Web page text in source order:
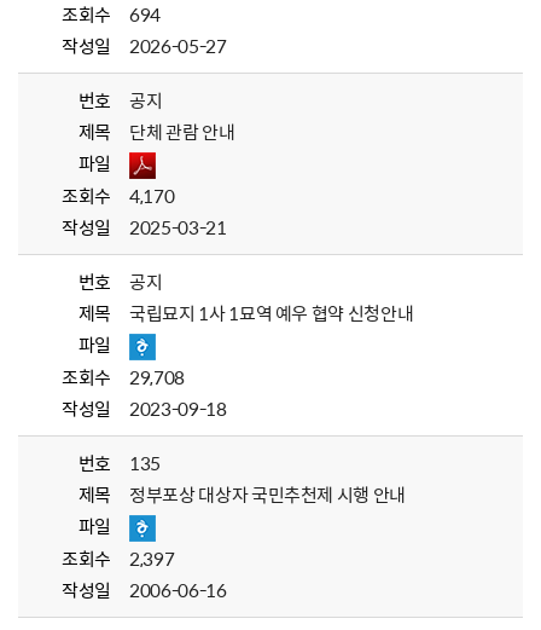
조회수
694
작성일
2026-05-27
번호
공지
제목
단체 관람 안내
파일
조회수
4,170
작성일
2025-03-21
번호
공지
제목
국립묘지 1사 1묘역 예우 협약 신청안내
파일
조회수
29,708
작성일
2023-09-18
번호
135
제목
정부포상 대상자 국민추천제 시행 안내
파일
조회수
2,397
작성일
2006-06-16